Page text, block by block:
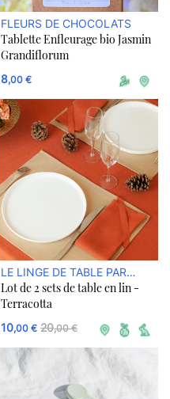
FLEURS DE CHOCOLATS
Tablette Enfleurage bio Jasmin
Grandiflorum
8,00 €
LE LINGE DE TABLE PAR
DREAM ACT
Lot de 2 sets de table en lin -
Terracotta
10,00 € 20,00 €